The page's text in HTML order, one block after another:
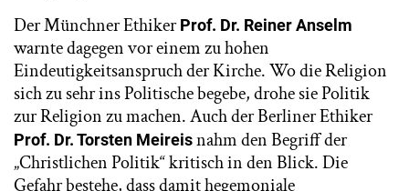
Der Münchner EthikerProf. Dr. Reiner Anselm
warnte dagegen vor einem zu hohen
Eindeutigkeitsanspruch der Kirche. Wo die Religion
sich zu sehr ins Politische begebe, drohe sie Politik
zur Religion zu machen. Auch der Berliner Ethiker
Prof. Dr. Torsten Meireisnahm den Begriff der
„Christlichen Politik“ kritisch in den Blick. Die
Gefahr bestehe, dass damit hegemoniale